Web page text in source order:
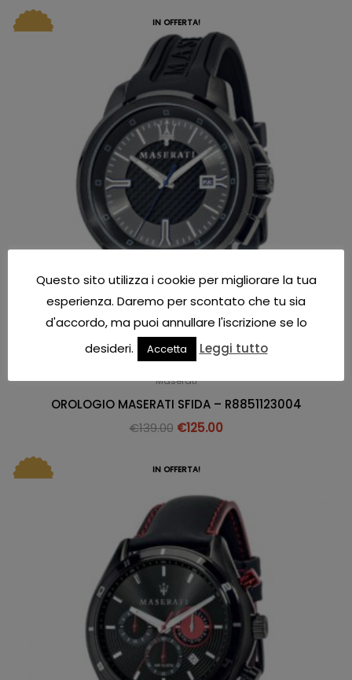
IN OFFERTA!
Maserati
OROLOGIO MASERATI SFIDA – R8851123004
€139.00 €125.00
IN OFFERTA!
Questo sito utilizza i cookie per migliorare la tua
esperienza. Daremo per scontato che tu sia
d'accordo, ma puoi annullare l'iscrizione se lo
desideri.
Accetta Leggi tutto